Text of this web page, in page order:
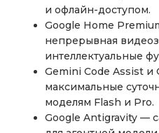
и офлайн-доступом.
Google Home
непрерывная
интеллектуальные
Gemini Code Assist и
максимальные
моделям Flash и Pro.
Google Antigravity —